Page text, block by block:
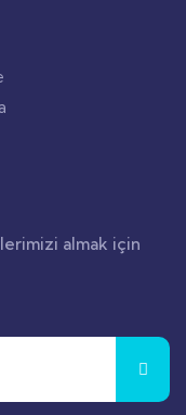
almak için